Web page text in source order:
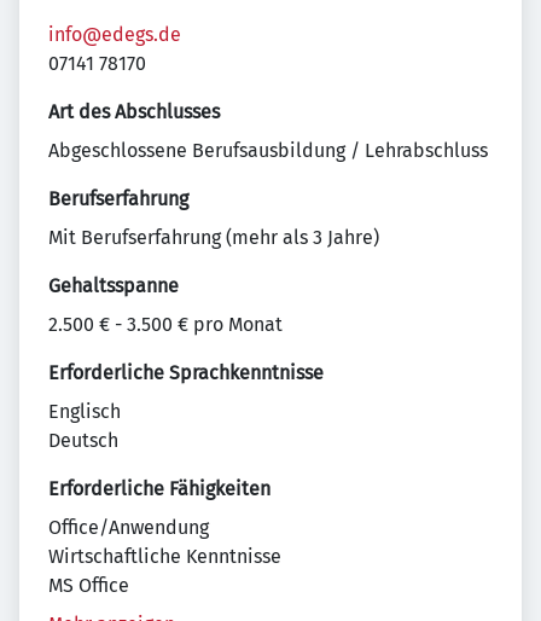
info@edegs.de
07141 78170
Art des Abschlusses
Abgeschlossene Berufsausbildung / Lehrabschluss
Berufserfahrung
Mit Berufserfahrung (mehr als 3 Jahre)
Gehaltsspanne
2.500 € - 3.500 € pro Monat
Erforderliche Sprachkenntnisse
Englisch
Deutsch
Erforderliche Fähigkeiten
Office/Anwendung
Wirtschaftliche Kenntnisse
MS Office